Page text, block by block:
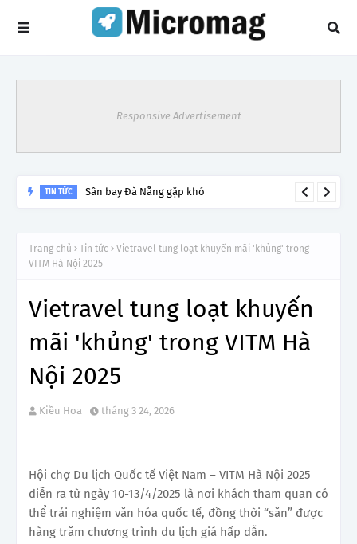
Responsive Advertisement
TIN TỨC Sân bay Đà Nẵng gặp khó
Trang chủ Tin tức
Vietravel tung loạt khuyến mãi 'khủng' trong
VITM Hà Nội 2025
Vietravel tung loạt khuyến
mãi 'khủng' trong VITM Hà
Nội 2025
Kiều Hoa tháng 3 24, 2026
Hội chợ Du lịch Quốc tế Việt Nam – VITM Hà Nội 2025
diễn ra từ ngày 10-13/4/2025 là nơi khách tham quan có
thể trải nghiệm văn hóa quốc tế, đồng thời “săn” được
hàng trăm chương trình du lịch giá hấp dẫn.